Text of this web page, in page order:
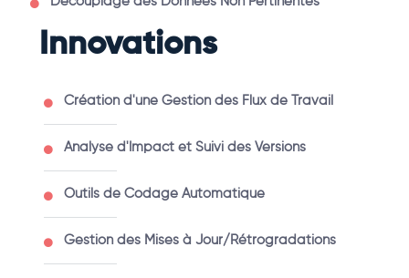
Innovations
Création d'une Gestion des Flux de Travail
Analyse d'Impact et Suivi des Versions
Outils de Codage Automatique
Gestion des Mises à Jour/Rétrogradations